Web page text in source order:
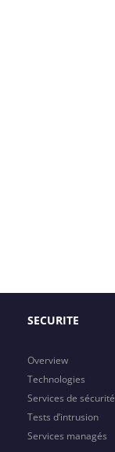
SECURITE
Overview
Technologies
Services de sécurité
Tests d’intrusion
Services managés